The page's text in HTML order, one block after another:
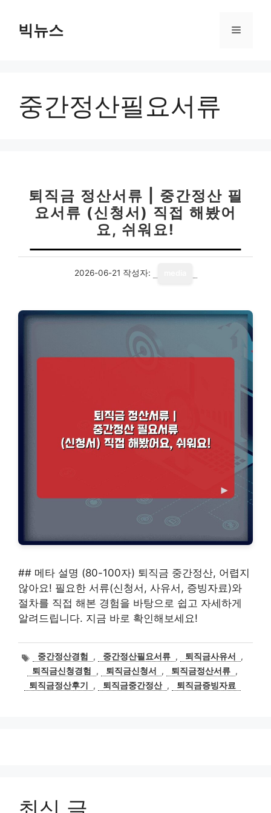
빅뉴스 메
중간정산필요서류
퇴직금 정산서류 | 중간정산 필
요서류 (신청서) 직접 해봤어
요, 쉬워요!
2026-06-21 작성자:
## 메타 설명 (80-100자) 퇴직금 중간정산, 어렵지
않아요! 필요한 서류(신청서, 사유서, 증빙자료)와
절차를 직접 해본 경험을 바탕으로 쉽고 자세하게
알려드립니다. 지금 바로 확인해보세요!
태
그
중간정산경험 , 중간정산필요서류 , 퇴직금사유서
,
퇴직금신청경험
, 퇴직금신청서 , 퇴직금정산서류 ,
퇴직금정산후기
, 퇴직금중간정산 , 퇴직금증빙자료